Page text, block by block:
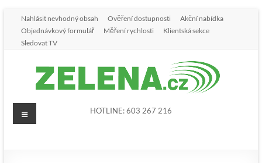
Nahlásit nevhodný obsah Ověření dostupnosti
Akční nabídka
Objednávkový formulář
Měření rychlosti
Klientská sekce
Sledovat TV
HOTLINE: 603 267 216